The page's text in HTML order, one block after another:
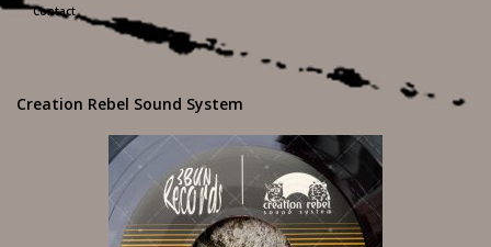
Contact
Creation Rebel Sound System